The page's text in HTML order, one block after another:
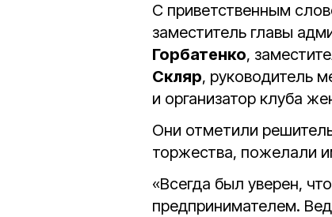
С приветственным
заместитель главы
Горбатенко,
Скляр, руководитель
и организатор клуба
Они отметили
торжества, пожелали
«Всегда был уверен,
предпринимателем.